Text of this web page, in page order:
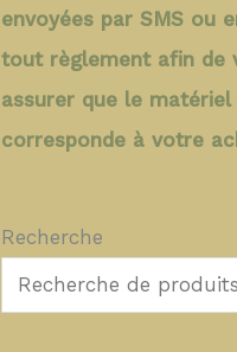
envoyées par SMS ou
tout règlement afin de
assurer que le matériel
corresponde à votre
Recherche